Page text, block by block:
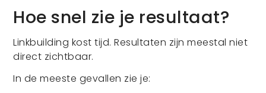
Hoe snel zie je resultaat?
Linkbuilding kost tijd. Resultaten zijn meestal niet
direct zichtbaar.
In de meeste gevallen zie je: